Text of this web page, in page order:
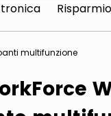
multifunzione